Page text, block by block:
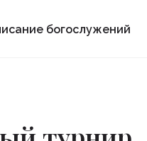
богослужений